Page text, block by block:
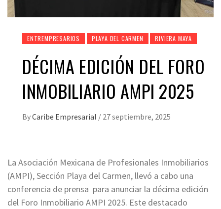
ENTREMPRESARIOS PLAYA DEL CARMEN RIVIERA MAYA
DÉCIMA EDICIÓN DEL FORO
INMOBILIARIO AMPI 2025
ByCaribe Empresarial / 27 septiembre, 2025
La Asociación Mexicana de Profesionales Inmobiliarios
(AMPI), Sección Playa del Carmen, llevó a cabo una
conferencia de prensa para anunciar la décima edición
del Foro Inmobiliario AMPI 2025. Este destacado